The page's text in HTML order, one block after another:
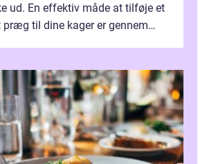
ud. En effektiv måde at tilføje et
præg til dine kager er gennem